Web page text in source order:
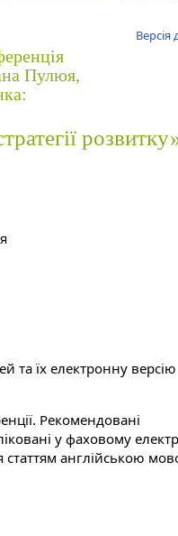
Версія
Пулюя,
та їх електронну версію
Рекомендовані
у фаховому
статтям англійською